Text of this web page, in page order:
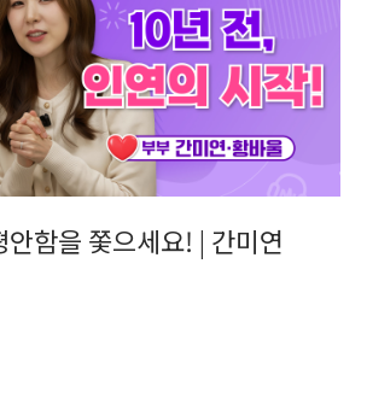
안함을 쫓으세요! | 간미연